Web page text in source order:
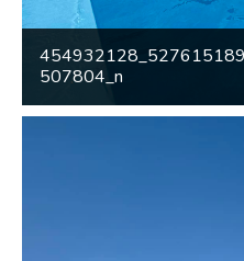
507804_n